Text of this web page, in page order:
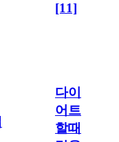
[11]
다이
어트
할때